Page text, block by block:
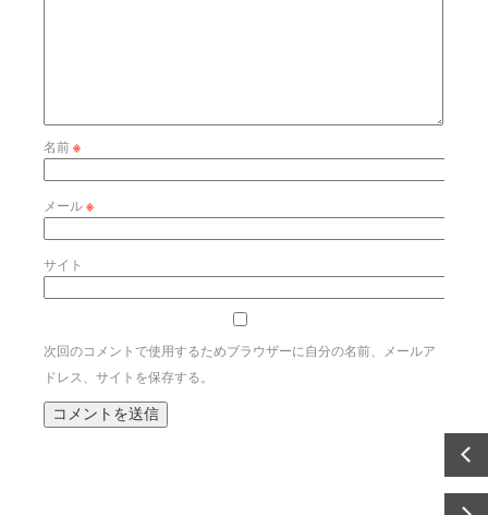
名前※
メール※
サイト
次回のコメントで使用するためブラウザーに自分の名前、メールア
ドレス、サイトを保存する。